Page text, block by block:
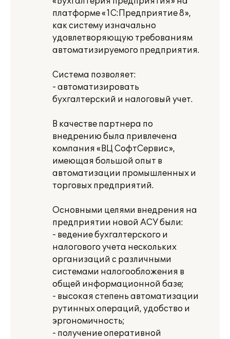
платформе «1С:Предприятие 8»,
как систему изначально
удовлетворяющую требованиям
автоматизируемого предприятия.
Система позволяет:
- автоматизировать
бухгалтерский и налоговый учет.
В качестве партнера по
внедрению была привлечена
компания «ВЦ СофтСервис»,
имеющая большой опыт в
автоматизации промышленных и
торговых предприятий.
Основными целями внедрения на
предприятии новой АСУ были:
- ведение бухгалтерского и
налогового учета нескольких
организаций с различными
системами налогообложения в
общей информационной базе;
- высокая степень автоматизации
рутинных операций, удобство и
эргономичность;
- получение оперативной